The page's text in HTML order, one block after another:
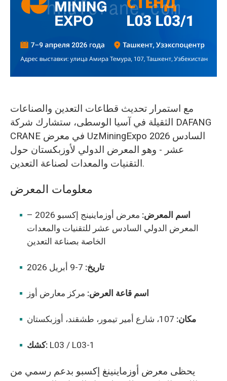
مع استمرار تحديث قطاعات التعدين والصناعات
الثقيلة في آسيا الوسطى، ستشارك شركة DAFANG
CRANE في معرض UzMiningExpo 2026 السادس
عشر - وهو المعرض الدولي لأوزبكستان حول
التقنيات والمعدات لصناعة التعدين.
معلومات المعرض
اسم المعرض:
معرض أوزماينينج إكسبو 2026 –
المعرض الدولي السادس عشر للتقنيات والمعدات
الخاصة بصناعة التعدين
تاريخ:
اسم قاعة العرض: مركز معارض أوز
مكان:
كشك: L03 / L03-1
يحظى معرض أوزماينينغ إكسبو بدعم رسمي من
O‘zbekcha